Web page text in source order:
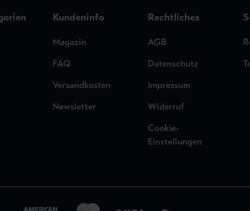
Kundeninfo
Magazin
FAQ
Versandkosten
Newsletter
Rechtliches
AGB
Datenschutz
Impressum
Widerruf
Cookie-
Einstellungen